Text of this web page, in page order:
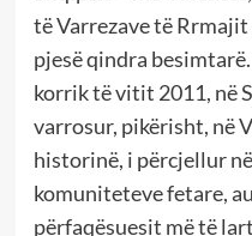
të Varrezave të Rrmajit
pjesë qindra
korrik të vitit 2011, në
varrosur, pikërisht, në
historinë, i përcjellur
komuniteteve fetare,
përfaqësuesit më të